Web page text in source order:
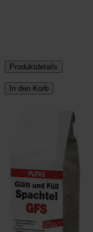
Produktdetails
In den Korb